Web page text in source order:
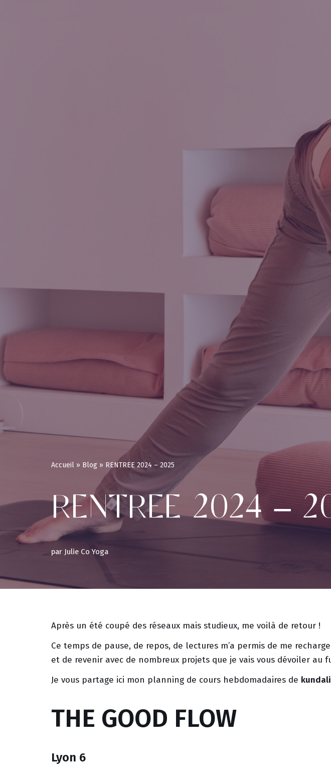
Accueil » Blog » RENTREE 2024 – 2025
RENTREE 2024 –
par Julie Co Yoga
Après un été coupé des réseaux mais studieux, me voilà de retour !
Ce temps de pause, de repos, de lectures m’a permis de me
et de revenir avec de nombreux projets que je vais vous dévoiler au
Je vous partage ici mon planning de cours hebdomadaires de
THE GOOD FLOW
Lyon 6